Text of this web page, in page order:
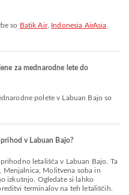
so Batik Air, Indonesia AirAsia
za mednarodne lete do
polete v Labuan Bajo so
v Labuan Bajo?
letališča v Labuan Bajo. Ta
Menjalnica, Molitvena soba in
izkušnjo. Ogledate si lahko
terminalov na teh letališčih.